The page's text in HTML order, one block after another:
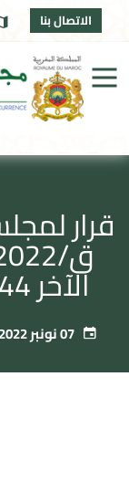
الاتصال بنا
الآخر 1444 (7 نوفمبر 2022 )
07 نونبر 2022